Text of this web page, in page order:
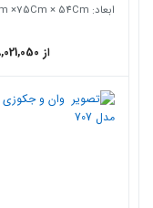
ابعاد: ۱5۰Cm ×75Cm × 54Cm
از 118,021,050